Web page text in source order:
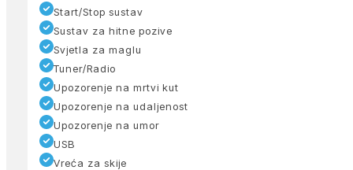
Start/Stop sustav
Sustav za hitne pozive
Svjetla za maglu
Tuner/Radio
Upozorenje na mrtvi kut
Upozorenje na udaljenost
Upozorenje na umor
USB
Vreća za skije